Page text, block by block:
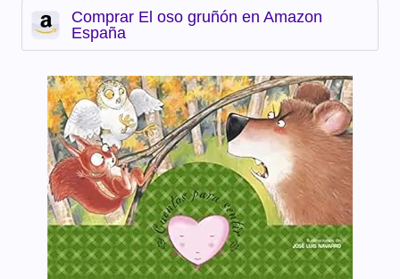
Comprar El oso gruñón en Amazon
España